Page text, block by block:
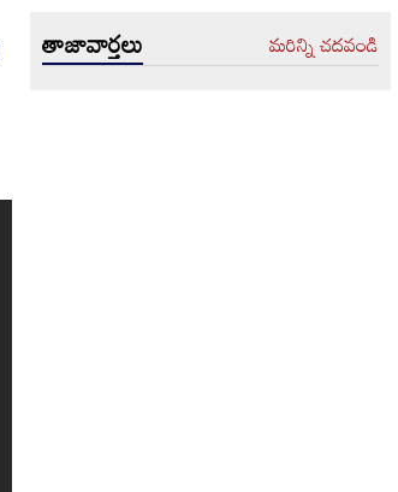
తాజావార్తలు మరిన్ని చదవండి